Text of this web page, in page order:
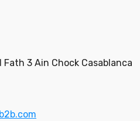
Fath 3 Ain Chock Casablanca